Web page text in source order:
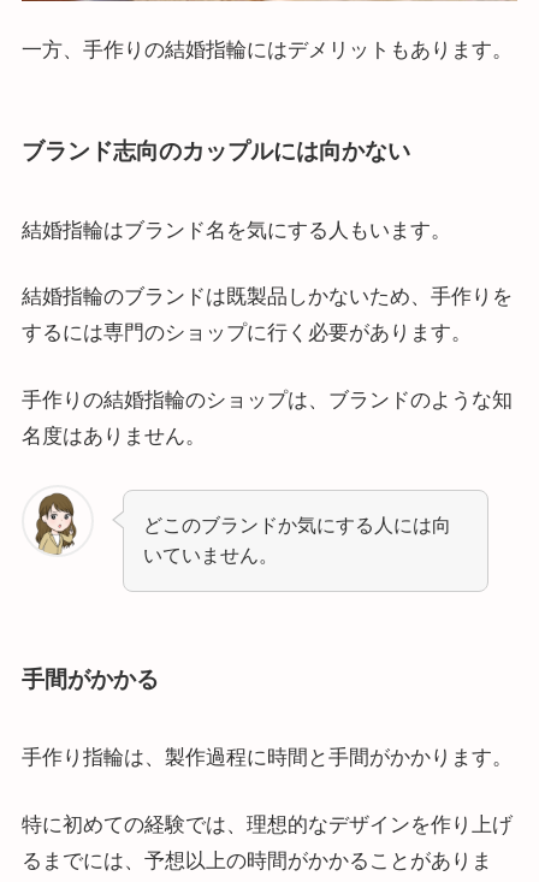
一方、手作りの結婚指輪にはデメリットもあります。
ブランド志向のカップルには向かない
結婚指輪はブランド名を気にする人もいます。
結婚指輪のブランドは既製品しかないため、手作りを
するには専門のショップに行く必要があります。
手作りの結婚指輪のショップは、ブランドのような知
名度はありません。
どこのブランドか気にする人には向
いていません。
手間がかかる
手作り指輪は、製作過程に時間と手間がかかります。
特に初めての経験では、理想的なデザインを作り上げ
るまでには、予想以上の時間がかかることがありま